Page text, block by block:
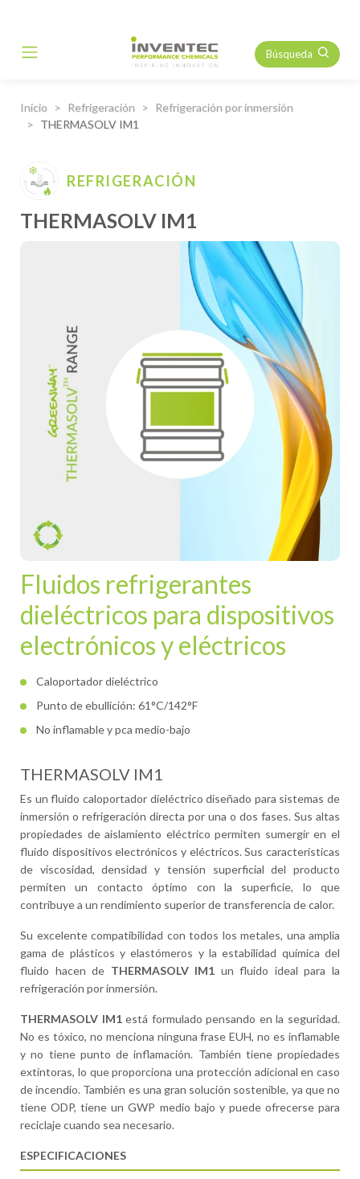
Main Navigation Búsqueda
Inicio Refrigeración
Refrigeración por inmersión
THERMASOLV IM1
REFRIGERACIÓN
THERMASOLV IM1
Fluidos refrigerantes
dieléctricos para dispositivos
electrónicos y eléctricos
Caloportador dieléctrico
Punto de ebullición: 61°C/142°F
No inflamable y pca medio-bajo
THERMASOLV IM1
Es un fluido caloportador dieléctrico diseñado para sistemas de
inmersión o refrigeración directa por una o dos fases. Sus altas
propiedades de aislamiento eléctrico permiten sumergir en el
fluido dispositivos electrónicos y eléctricos. Sus características
de viscosidad, densidad y tensión superficial del producto
permiten un contacto óptimo con la superficie, lo que
contribuye a un rendimiento superior de transferencia de calor.
Su excelente compatibilidad con todos los metales, una amplia
gama de plásticos y elastómeros y la estabilidad química del
fluido hacen de THERMASOLV IM1 un fluido ideal para la
refrigeración por inmersión.
THERMASOLV IM1está formulado pensando en la seguridad.
No es tóxico, no menciona ninguna frase EUH, no es inflamable
y no tiene punto de inflamación. También tiene propiedades
extintoras, lo que proporciona una protección adicional en caso
de incendio. También es una gran solución sostenible, ya que no
tiene ODP, tiene un GWP medio bajo y puede ofrecerse para
reciclaje cuando sea necesario.
ESPECIFICACIONES